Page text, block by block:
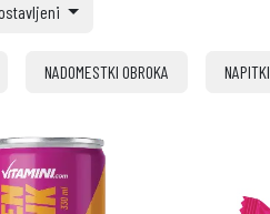
NADOMESTKI OBROKA NAPITKI